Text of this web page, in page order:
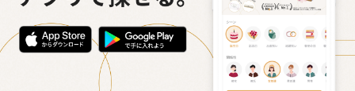
プレミアムビール イネ
ディット（712円）
実楽山田錦 特別純米
酒（655円）
ジョニ－ウ
円）